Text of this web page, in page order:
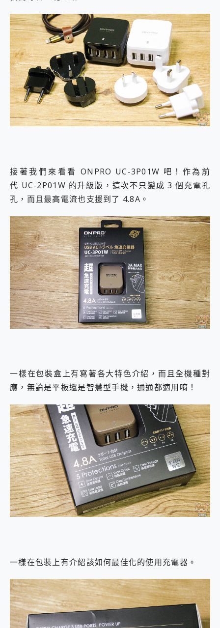
接著我們來看看 ONPRO UC-3P01W 吧！作為前
代 UC-2P01W 的升級版，這次不只變成 3 個充電孔
孔，而且最高電流也支援到了 4.8A。
一樣在包裝盒上有寫著各大特色介紹，而且全機種對
應，無論是平板還是智慧型手機，通通都適用唷！
一樣在包裝上有介紹該如何最佳化的使用充電器。